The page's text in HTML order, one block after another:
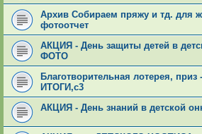
Архив Собираем пряжу и тд. для
фотоотчет
АКЦИЯ - День защиты детей в
ФОТО
Благотворительная лотерея,
ИТОГИ,с3
АКЦИЯ - День знаний в детской